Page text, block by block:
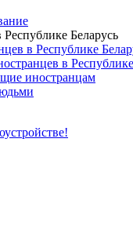
Беларусь
в Республике
в
иностранцам